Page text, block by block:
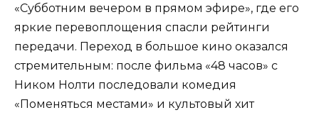
«Субботним вечером в прямом эфире», где его
яркие перевоплощения спасли рейтинги
передачи. Переход в большое кино оказался
стремительным: после фильма «48 часов» с
Ником Нолти последовали комедия
«Поменяться местами» и культовый хит